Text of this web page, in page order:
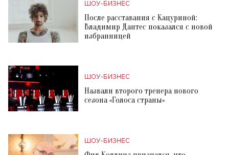
ШОУ-БИЗНЕС
После расставания с Кацуриной:
Владимир Дантес показался с новой
избранницей
ШОУ-БИЗНЕС
Назвали второго тренера нового
сезона «Голоса страны»
ШОУ-БИЗНЕС